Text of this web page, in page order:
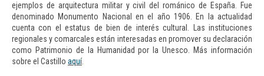
ejemplos de arquitectura militar y civil del románico de España. Fue
denominado Monumento Nacional en el año 1906. En la actualidad
cuenta con el estatus de bien de interés cultural. Las instituciones
regionales y comarcales están interesadas en promover su declaración
como Patrimonio de la Humanidad por la Unesco. Más información
sobre el Castillo aquí.